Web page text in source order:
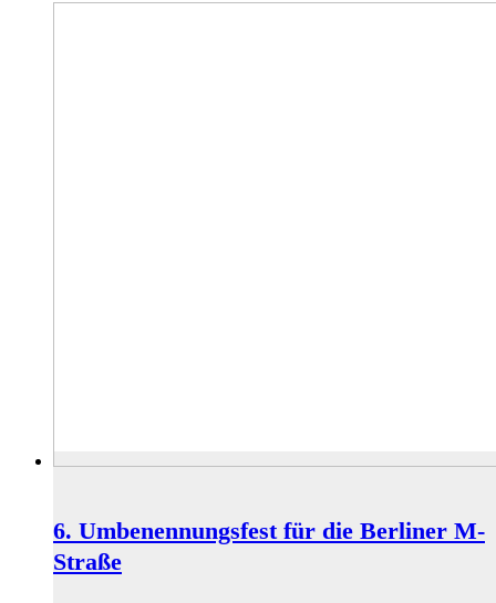
6. Umbenennungsfest für die Berliner M-
Straße